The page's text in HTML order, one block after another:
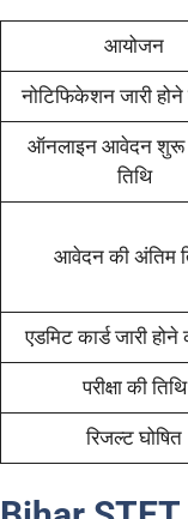
आयोजन
नोटिफिकेशन जारी होने
ऑनलाइन आवेदन शुरू
तिथि
आवेदन की अंतिम
एडमिट कार्ड जारी होने
परीक्षा की तिथि
रिजल्ट घोषित